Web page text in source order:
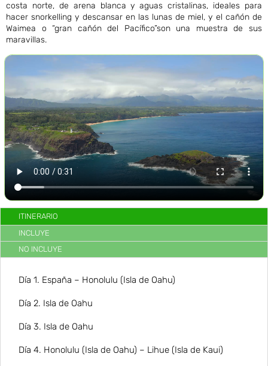
costa norte, de arena blanca y aguas cristalinas, ideales para
hacer snorkelling y descansar en las lunas de miel, y el cañón de
Waimea o “gran cañón del Pacífico”son una muestra de sus
maravillas.
ITINERARIO
INCLUYE
NO INCLUYE
Día 1. España – Honolulu (Isla de Oahu)
Día 2. Isla de Oahu
Día 3. Isla de Oahu
Día 4. Honolulu (Isla de Oahu) – Lihue (Isla de Kaui)